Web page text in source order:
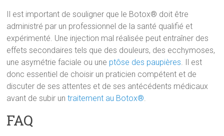
Il est important de souligner que le Botox® doit être
administré par un professionnel de la santé qualifié et
expérimenté. Une injection mal réalisée peut entraîner des
effets secondaires tels que des douleurs, des ecchymoses,
une asymétrie faciale ou une ptôse des paupières. Il est
donc essentiel de choisir un praticien compétent et de
discuter de ses attentes et de ses antécédents médicaux
avant de subir untraitement au Botox®.
FAQ